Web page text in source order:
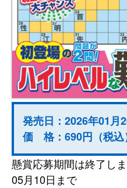
発売日：2026年01月
価 格：690円（税込
懸賞応募期間は終了し
05月10日まで